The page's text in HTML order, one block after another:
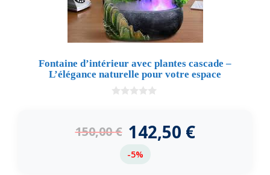
Fontaine d’intérieur avec plantes cascade –
L’élégance naturelle pour votre espace
5
150,00€ 142,50 €
-5%